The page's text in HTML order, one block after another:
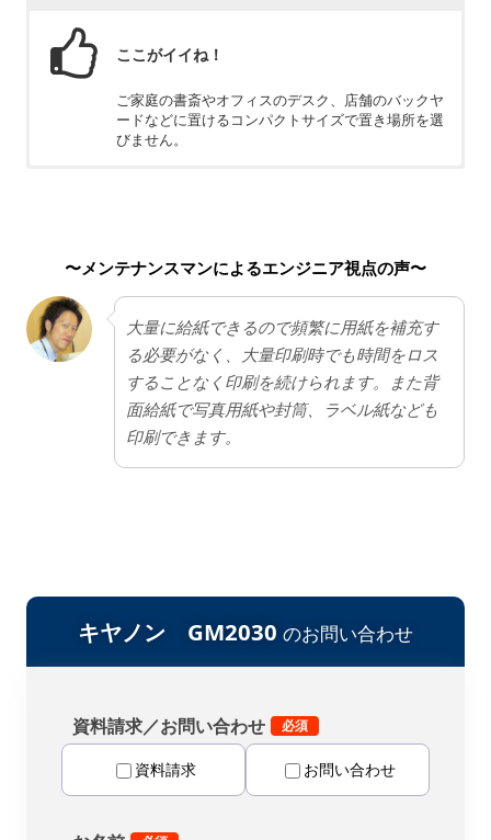
ここがイイね！
ご家庭の書斎やオフィスのデスク、店舗のバックヤ
ードなどに置けるコンパクトサイズで置き場所を選
びません。
時間が必要です。また、インクジェットプリンター
に適した用紙でないと、滲みやすいという特性もあ
ります。
〜メンテナンスマンによるエンジニア視点の声〜
大量に給紙できるので頻繁に用紙を補充す
る必要がなく、大量印刷時でも時間をロス
することなく印刷を続けられます。また背
面給紙で写真用紙や封筒、ラベル紙なども
印刷できます。
キヤノン GM2030 のお問い合わせ
資料請求／お問い合わせ
資料請求 お問い合わせ